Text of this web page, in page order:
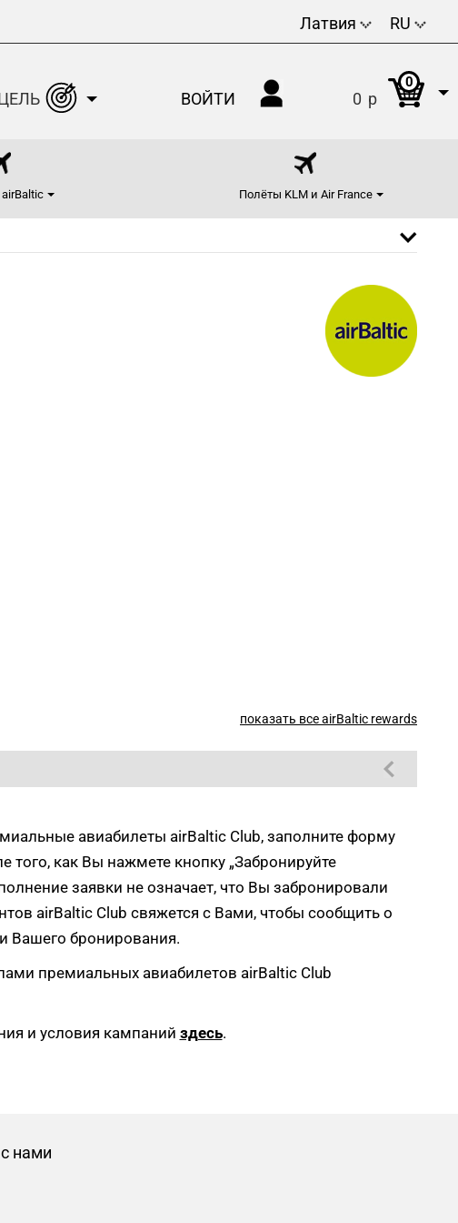
Латвия RU
0 p
0
ВОЙТИ
Полёты KLM и Air France
показать все airBaltic rewards
авиабилеты airBaltic Club, заполните форму
того, как Вы нажмете кнопку „Забронируйте
заявки не означает, что Вы забронировали
airBaltic Club свяжется с Вами, чтобы сообщить о
Вашего бронирования.
премиальных авиабилетов airBaltic Club
и условия кампаний здесь.
нами